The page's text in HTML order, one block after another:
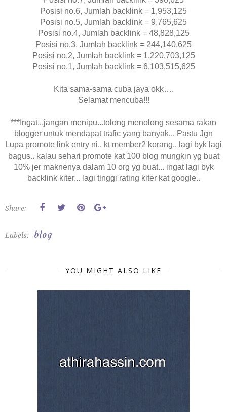
Posisi no.6, Jumlah backlink = 1,953,125
Posisi no.5, Jumlah backlink = 9,765,625
Posisi no.4, Jumlah backlink = 48,828,125
Posisi no.3, Jumlah backlink = 244,140,625
Posisi no.2, Jumlah backlink = 1,220,703,125
Posisi no.1, Jumlah backlink = 6,103,515,625
Kita sama-sama cuba jaya okk….
Selamat mencuba!!!
***Ingat...jangan menipu...tolong menolong sesama rakan
blogger untuk mendapat trafic yang banyak... Pastu Jgn
Lupa promote link entry ni.. kt member2 korang.. lagi byk lagi
bagus.. kalau sehari promote kat 100 blog mungkin yg buat
10% jer maknenya dalam 10 org yg buat... ingat lagi byk
backlink kiter... lagi tinggi rating kiter kat google..
Share:
Labels: blog
YOU MIGHT ALSO LIKE